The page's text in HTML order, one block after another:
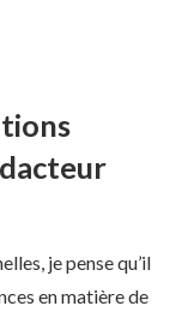
je pense qu’il
en matière de